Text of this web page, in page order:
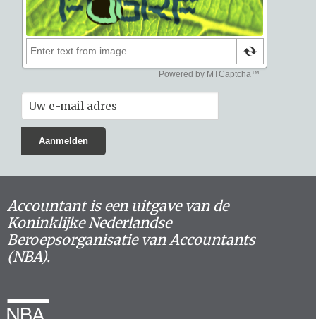
Accountant is een uitgave van de
Koninklijke Nederlandse
Beroepsorganisatie van Accountants
(NBA).